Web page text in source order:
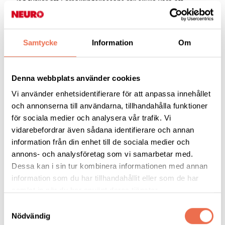
Samtycke Information Om
Denna webbplats använder cookies
Vi använder enhetsidentifierare för att anpassa innehållet
och annonserna till användarna, tillhandahålla funktioner
för sociala medier och analysera vår trafik. Vi
vidarebefordrar även sådana identifierare och annan
information från din enhet till de sociala medier och
annons- och analysföretag som vi samarbetar med.
Dessa kan i sin tur kombinera informationen med annan
information som du har tillhandahållit eller som de har
Nödvändig
- Jag tycker att Försäkringskassans roll skulle vara att
spännande ämne för en kommande Patientriksdag.
patientorganisationerna; Neuro, Riksförbundet HjärtLung,
Astma- och allergiförbundet, Huvudvärksförbundet och
Här är kortfakta om de kapitel som
behandlades av första patientriksdagen
2019:
Kapitel 5 – delaktighet
Patientlagens femte kapitel anger att hälso- och sjukvården så
långt som möjligt ska utformas och genomföras i samråd med
förutsättningar, genom att hen själv utför vissa vård- eller